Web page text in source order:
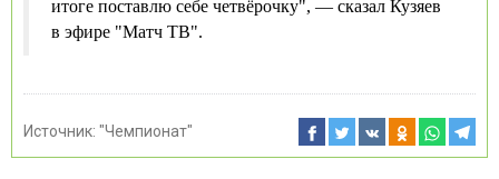
итоге поставлю себе четвёрочку", — сказал Кузяев
в эфире "Матч ТВ".
Источник: "Чемпионат"